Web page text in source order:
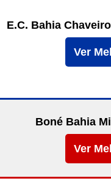
E.C. Bahia
Ver
Boné Bahia
Ver